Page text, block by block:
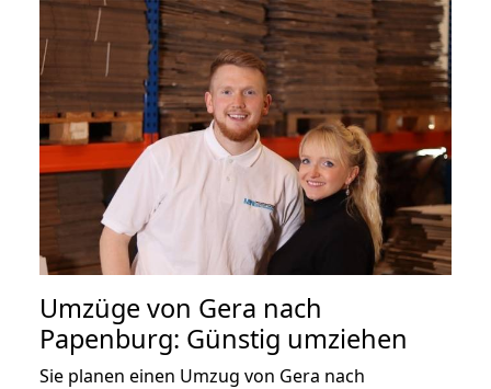
Umzüge von Gera nach
Papenburg: Günstig umziehen
Sie planen einen Umzug von Gera nach